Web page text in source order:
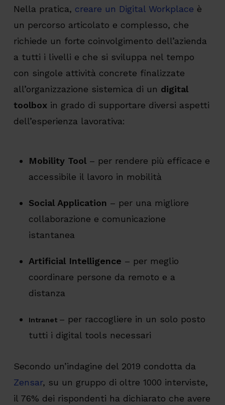
Nella pratica, creare un Digital Workplace è
un percorso articolato e complesso, che
richiede un forte coinvolgimento dell’azienda
a tutti i livelli e che si sviluppa nel tempo
con singole attività concrete finalizzate
all’organizzazione sistemica di un digital
toolboxin grado di supportare diversi aspetti
dell’esperienza lavorativa:
Mobility Tool– per rendere più efficace e
accessibile il lavoro in mobilità
Social Application – per una migliore
collaborazione e comunicazione
istantanea
Artificial Intelligence – per meglio
coordinare persone da remoto e a
distanza
Intranet – per raccogliere in un solo posto
tutti i digital tools necessari
Secondo un’indagine del 2019 condotta da
Zensar, su un gruppo di oltre 1000 interviste,
il 76% dei rispondenti ha dichiarato che avere